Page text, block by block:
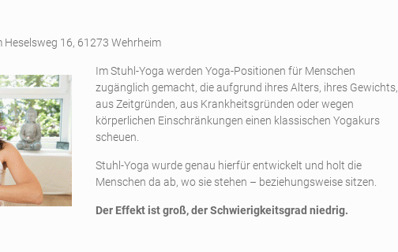
16, 61273 Wehrheim
Im Stuhl-Yoga werden Yoga-Positionen für Menschen
zugänglich gemacht, die aufgrund ihres Alters, ihres Gewichts,
aus Zeitgründen, aus Krankheitsgründen oder wegen
körperlichen Einschränkungen einen klassischen Yogakurs
scheuen.
Stuhl-Yoga wurde genau hierfür entwickelt und holt die
Menschen da ab, wo sie stehen – beziehungsweise sitzen.
Der Effekt ist groß, der Schwierigkeitsgrad niedrig.